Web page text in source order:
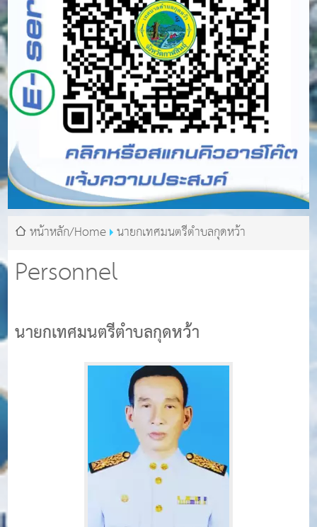
Personnel
หน้าหลัก/Home นายกเทศมนตรีตำบลกุดหว้า
นายกเทศมนตรีตำบลกุดหว้า